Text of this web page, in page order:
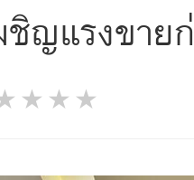
ชิญแรงขา
4 stars
3 stars
2 stars
star